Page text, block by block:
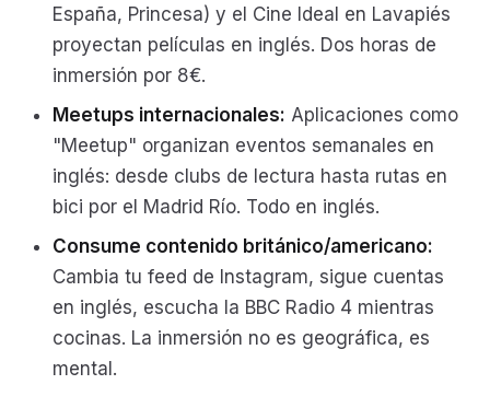
España, Princesa) y el Cine Ideal en Lavapiés
proyectan películas en inglés. Dos horas de
inmersión por 8€.
Meetups internacionales: Aplicaciones como
"Meetup" organizan eventos semanales en
inglés: desde clubs de lectura hasta rutas en
bici por el Madrid Río. Todo en inglés.
Consume contenido británico/americano:
Cambia tu feed de Instagram, sigue cuentas
en inglés, escucha la BBC Radio 4 mientras
cocinas. La inmersión no es geográfica, es
mental.